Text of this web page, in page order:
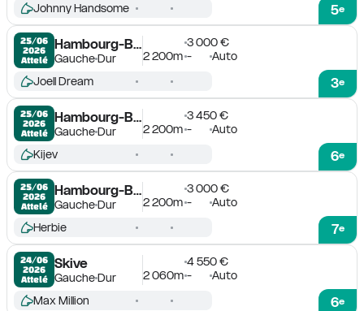
5e
Johnny Handsome
25/06
2026
Attelé
Hambourg-Bahrenfeld
GaucheDur
3 000 €
2 200m - Auto
3e
Joell Dream
25/06
2026
Attelé
Hambourg-Bahrenfeld
GaucheDur
3 450 €
2 200m - Auto
6e
Kijev
25/06
2026
Attelé
Hambourg-Bahrenfeld
GaucheDur
3 000 €
2 200m - Auto
7e
Herbie
24/06
2026
Attelé
Skive
GaucheDur
4 550 €
2 060m - Auto
6e
Max Million